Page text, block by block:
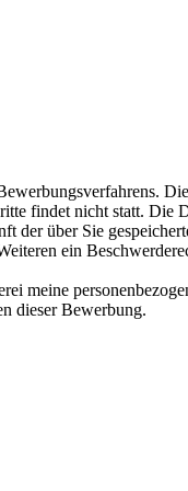
findet nicht statt.
der über Sie
ein
meine
dieser Bewerbung.